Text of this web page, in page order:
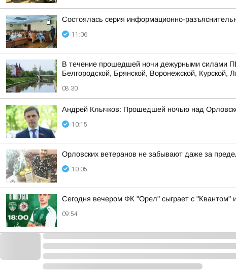
Состоялась серия информационно-
11:06
В течение прошедшей ночи дежурными силами
Белгородской, Брянской, Воронежской, Курской,
08:30
Андрей Клычков: Прошедшей ночью над
10:15
Орловских ветеранов не забывают даже за
10:05
Сегодня вечером ФК "Орел" сыграет с "Квантом"
09:54